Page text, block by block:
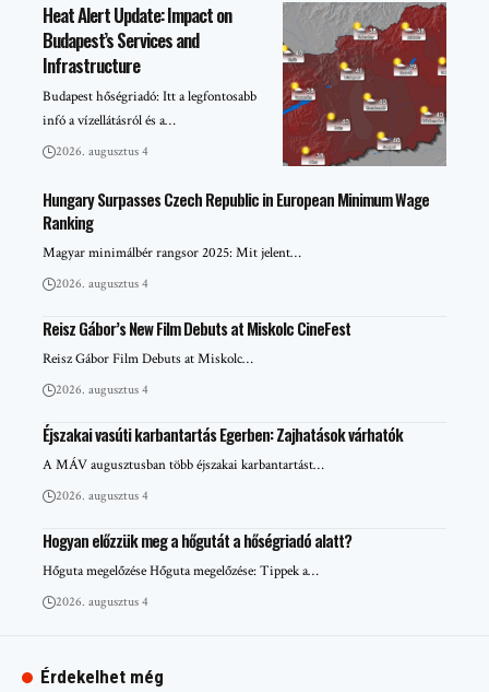
Heat Alert Update: Impact on
Budapest’s Services and
Infrastructure
Budapest hőségriadó: Itt a legfontosabb
infó a vízellátásról és a…
2026. augusztus 4
Hungary Surpasses Czech Republic in European Minimum Wage
Ranking
Magyar minimálbér rangsor 2025: Mit jelent…
2026. augusztus 4
Reisz Gábor’s New Film Debuts at Miskolc CineFest
Reisz Gábor Film Debuts at Miskolc…
2026. augusztus 4
Éjszakai vasúti karbantartás Egerben: Zajhatások várhatók
A MÁV augusztusban több éjszakai karbantartást…
2026. augusztus 4
Hogyan előzzük meg a hőgutát a hőségriadó alatt?
Hőguta megelőzése Hőguta megelőzése: Tippek a…
2026. augusztus 4
Érdekelhet még